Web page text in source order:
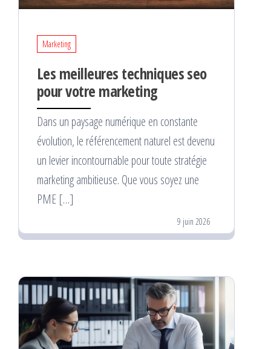
Marketing
Les meilleures techniques seo
pour votre marketing
Dans un paysage numérique en constante
évolution, le référencement naturel est devenu
un levier incontournable pour toute stratégie
marketing ambitieuse. Que vous soyez une
PME […]
9 juin 2026